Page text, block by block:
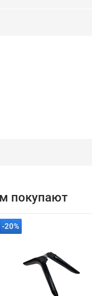
покупают
-20%